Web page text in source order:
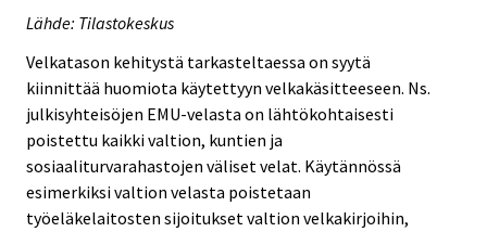
Lähde: Tilastokeskus
Velkatason kehitystä tarkasteltaessa on syytä
kiinnittää huomiota käytettyyn velkakäsitteeseen. Ns.
julkisyhteisöjen EMU-velasta on lähtökohtaisesti
poistettu kaikki valtion, kuntien ja
sosiaaliturvarahastojen väliset velat. Käytännössä
esimerkiksi valtion velasta poistetaan
työeläkelaitosten sijoitukset valtion velkakirjoihin,